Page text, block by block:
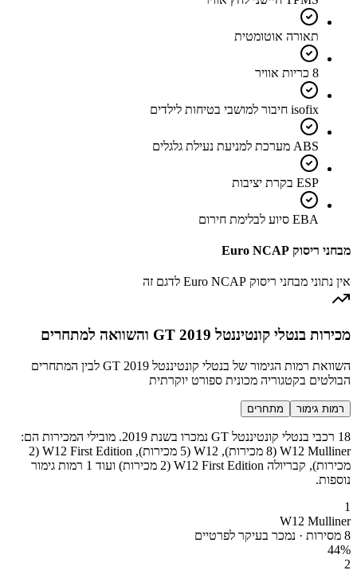
תאורה אוטומטית
8 כריות אוויר
isofix חיבור למושבי בטיחות לילדים
ABS מערכת למניעת נעילת גלגלים
ESP בקרת יציבות
EBA סיוע לבלימת חירום
מבחני ריסוק Euro NCAP
אין נתוני מבחני ריסוק Euro NCAP לדגם זה
מכירות בנטלי קונטיננטל GT 2019 והשוואה למתחרים
השוואת רמות הגימור של בנטלי קונטיננטל GT 2019 לבין המתחרים
הבולטים בקטגוריה מכונית ספורט יוקרתית
רמות גימור מתחרים
18 רכבי בנטלי קונטיננטל GT נמכרו בשנת 2019. מובילי המכירות הם:
W12 Mulliner (8 מכירות), W12 (5 מכירות), W12 First Edition (2
מכירות), קבריולה W12 First Edition (2 מכירות) ועוד 1 רמות גימור
נוספות.
1
W12 Mulliner
8 מסירות · נמכר בעיקר לפרטיים
44%
2